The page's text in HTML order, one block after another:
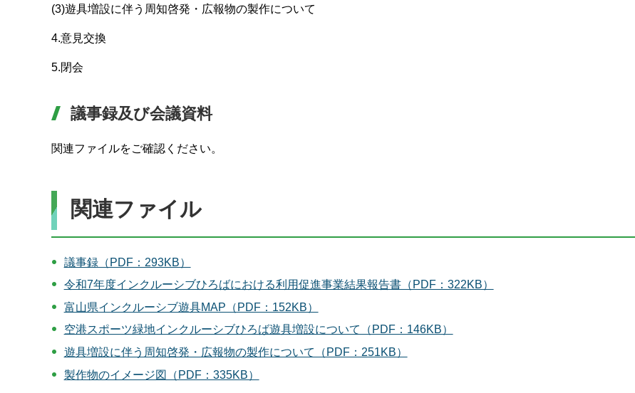
(3)遊具増設に伴う周知啓発・広報物の製作について
4.意見交換
5.閉会
議事録及び会議資料
関連ファイルをご確認ください。
関連ファイル
議事録（PDF：293KB）
令和7年度インクルーシブひろばにおける利用促進事業結果報告書（PDF：322KB）
富山県インクルーシブ遊具MAP（PDF：152KB）
空港スポーツ緑地インクルーシブひろば遊具増設について（PDF：146KB）
遊具増設に伴う周知啓発・広報物の製作について（PDF：251KB）
製作物のイメージ図（PDF：335KB）